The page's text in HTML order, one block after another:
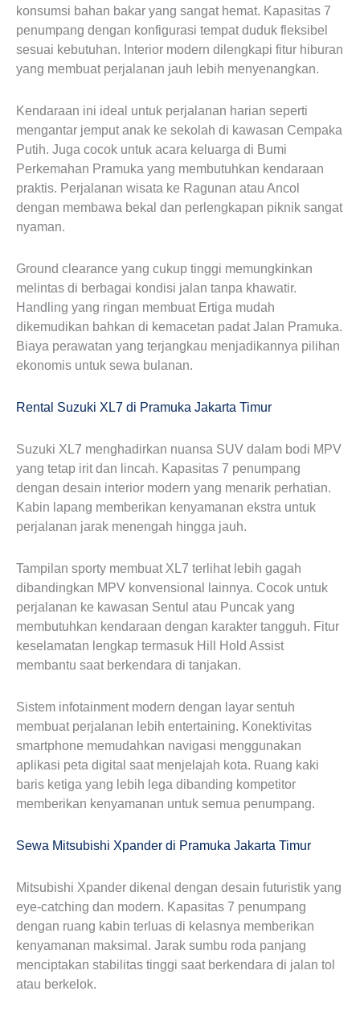
konsumsi bahan bakar yang sangat hemat. Kapasitas 7
penumpang dengan konfigurasi tempat duduk fleksibel
sesuai kebutuhan. Interior modern dilengkapi fitur hiburan
yang membuat perjalanan jauh lebih menyenangkan.
Kendaraan ini ideal untuk perjalanan harian seperti
mengantar jemput anak ke sekolah di kawasan Cempaka
Putih. Juga cocok untuk acara keluarga di Bumi
Perkemahan Pramuka yang membutuhkan kendaraan
praktis. Perjalanan wisata ke Ragunan atau Ancol
dengan membawa bekal dan perlengkapan piknik sangat
nyaman.
Ground clearance yang cukup tinggi memungkinkan
melintas di berbagai kondisi jalan tanpa khawatir.
Handling yang ringan membuat Ertiga mudah
dikemudikan bahkan di kemacetan padat Jalan Pramuka.
Biaya perawatan yang terjangkau menjadikannya pilihan
ekonomis untuk sewa bulanan.
Rental Suzuki XL7 di Pramuka Jakarta Timur
Suzuki XL7 menghadirkan nuansa SUV dalam bodi MPV
yang tetap irit dan lincah. Kapasitas 7 penumpang
dengan desain interior modern yang menarik perhatian.
Kabin lapang memberikan kenyamanan ekstra untuk
perjalanan jarak menengah hingga jauh.
Tampilan sporty membuat XL7 terlihat lebih gagah
dibandingkan MPV konvensional lainnya. Cocok untuk
perjalanan ke kawasan Sentul atau Puncak yang
membutuhkan kendaraan dengan karakter tangguh. Fitur
keselamatan lengkap termasuk Hill Hold Assist
membantu saat berkendara di tanjakan.
Sistem infotainment modern dengan layar sentuh
membuat perjalanan lebih entertaining. Konektivitas
smartphone memudahkan navigasi menggunakan
aplikasi peta digital saat menjelajah kota. Ruang kaki
baris ketiga yang lebih lega dibanding kompetitor
memberikan kenyamanan untuk semua penumpang.
Sewa Mitsubishi Xpander di Pramuka Jakarta Timur
Mitsubishi Xpander dikenal dengan desain futuristik yang
eye-catching dan modern. Kapasitas 7 penumpang
dengan ruang kabin terluas di kelasnya memberikan
kenyamanan maksimal. Jarak sumbu roda panjang
menciptakan stabilitas tinggi saat berkendara di jalan tol
atau berkelok.